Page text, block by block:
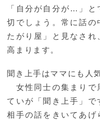
「自分が自分が…」と
切でしょう。常に話の
たがり屋」と見なされ
高まります。
聞き上手はママにも人
女性同士の集まりで
ていが「聞き上手」で
相手の話をきいてあげ